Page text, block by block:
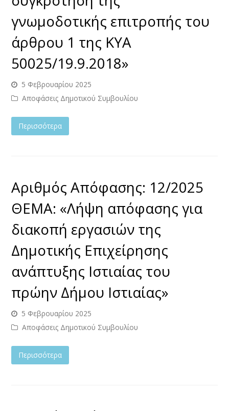
γνωμοδοτικής επιτροπής του
άρθρου 1 της ΚΥΑ
50025/19.9.2018»
5 Φεβρουαρίου 2025
Αποφάσεις Δημοτικού Συμβουλίου
Περισσότερα
Αριθμός Απόφασης: 12/2025
ΘΕΜΑ: «Λήψη απόφασης για
διακοπή εργασιών της
Δημοτικής Επιχείρησης
ανάπτυξης Ιστιαίας του
πρώην Δήμου Ιστιαίας»
5 Φεβρουαρίου 2025
Αποφάσεις Δημοτικού Συμβουλίου
Περισσότερα